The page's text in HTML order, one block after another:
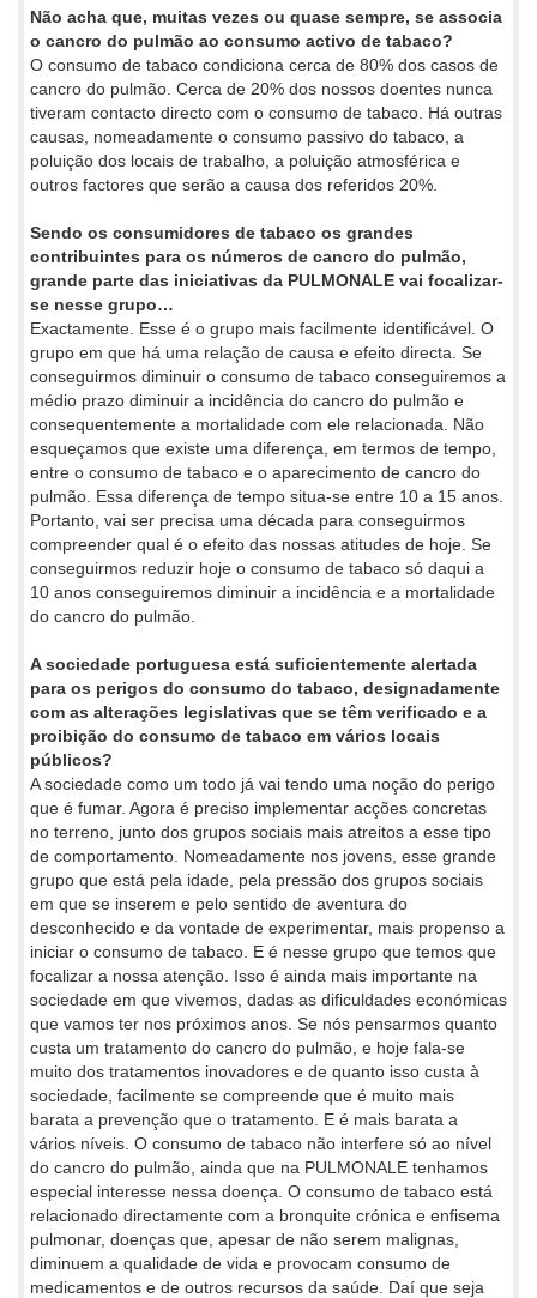
Não acha que, muitas vezes ou quase sempre, se associa
o cancro do pulmão ao consumo activo de tabaco?
O consumo de tabaco condiciona cerca de 80% dos casos de
cancro do pulmão. Cerca de 20% dos nossos doentes nunca
tiveram contacto directo com o consumo de tabaco. Há outras
causas, nomeadamente o consumo passivo do tabaco, a
poluição dos locais de trabalho, a poluição atmosférica e
outros factores que serão a causa dos referidos 20%.
Sendo os consumidores de tabaco os grandes
contribuintes para os números de cancro do pulmão,
grande parte das iniciativas da PULMONALE vai focalizar-
se nesse grupo…
Exactamente. Esse é o grupo mais facilmente identificável. O
grupo em que há uma relação de causa e efeito directa. Se
conseguirmos diminuir o consumo de tabaco conseguiremos a
médio prazo diminuir a incidência do cancro do pulmão e
consequentemente a mortalidade com ele relacionada. Não
esqueçamos que existe uma diferença, em termos de tempo,
entre o consumo de tabaco e o aparecimento de cancro do
pulmão. Essa diferença de tempo situa-se entre 10 a 15 anos.
Portanto, vai ser precisa uma década para conseguirmos
compreender qual é o efeito das nossas atitudes de hoje. Se
conseguirmos reduzir hoje o consumo de tabaco só daqui a
10 anos conseguiremos diminuir a incidência e a mortalidade
do cancro do pulmão.
A sociedade portuguesa está suficientemente alertada
para os perigos do consumo do tabaco, designadamente
com as alterações legislativas que se têm verificado e a
proibição do consumo de tabaco em vários locais
públicos?
A sociedade como um todo já vai tendo uma noção do perigo
que é fumar. Agora é preciso implementar acções concretas
no terreno, junto dos grupos sociais mais atreitos a esse tipo
de comportamento. Nomeadamente nos jovens, esse grande
grupo que está pela idade, pela pressão dos grupos sociais
em que se inserem e pelo sentido de aventura do
desconhecido e da vontade de experimentar, mais propenso a
iniciar o consumo de tabaco. E é nesse grupo que temos que
focalizar a nossa atenção. Isso é ainda mais importante na
sociedade em que vivemos, dadas as dificuldades económicas
que vamos ter nos próximos anos. Se nós pensarmos quanto
custa um tratamento do cancro do pulmão, e hoje fala-se
muito dos tratamentos inovadores e de quanto isso custa à
sociedade, facilmente se compreende que é muito mais
barata a prevenção que o tratamento. E é mais barata a
vários níveis. O consumo de tabaco não interfere só ao nível
do cancro do pulmão, ainda que na PULMONALE tenhamos
especial interesse nessa doença. O consumo de tabaco está
relacionado directamente com a bronquite crónica e enfisema
pulmonar, doenças que, apesar de não serem malignas,
diminuem a qualidade de vida e provocam consumo de
medicamentos e de outros recursos da saúde. Daí que seja